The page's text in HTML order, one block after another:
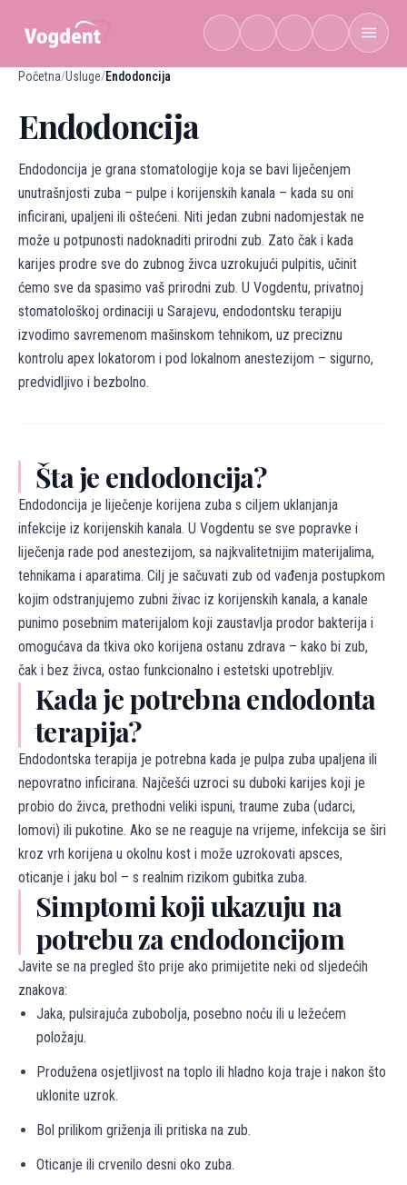
Početna/Usluge/Endodoncija
Endodoncija
Endodoncija je grana stomatologije koja se bavi liječenjem
unutrašnjosti zuba – pulpe i korijenskih kanala – kada su oni
inficirani, upaljeni ili oštećeni. Niti jedan zubni nadomjestak ne
može u potpunosti nadoknaditi prirodni zub. Zato čak i kada
karijes prodre sve do zubnog živca uzrokujući pulpitis, učinit
ćemo sve da spasimo vaš prirodni zub. U Vogdentu, privatnoj
stomatološkoj ordinaciji u Sarajevu, endodontsku terapiju
izvodimo savremenom mašinskom tehnikom, uz preciznu
kontrolu apex lokatorom i pod lokalnom anestezijom – sigurno,
predvidljivo i bezbolno.
Šta je endodoncija?
Endodoncija je liječenje korijena zuba s ciljem uklanjanja
infekcije iz korijenskih kanala. U Vogdentu se sve popravke i
liječenja rade pod anestezijom, sa najkvalitetnijim materijalima,
tehnikama i aparatima. Cilj je sačuvati zub od vađenja postupkom
kojim odstranjujemo zubni živac iz korijenskih kanala, a kanale
punimo posebnim materijalom koji zaustavlja prodor bakterija i
omogućava da tkiva oko korijena ostanu zdrava – kako bi zub,
čak i bez živca, ostao funkcionalno i estetski upotrebljiv.
Kada je potrebna endodonta
terapija?
Endodontska terapija je potrebna kada je pulpa zuba upaljena ili
nepovratno inficirana. Najčešći uzroci su duboki karijes koji je
probio do živca, prethodni veliki ispuni, traume zuba (udarci,
lomovi) ili pukotine. Ako se ne reaguje na vrijeme, infekcija se širi
kroz vrh korijena u okolnu kost i može uzrokovati apsces,
oticanje i jaku bol – s realnim rizikom gubitka zuba.
Simptomi koji ukazuju na
potrebu za endodoncijom
Javite se na pregled što prije ako primijetite neki od sljedećih
znakova:
Jaka, pulsirajuća zubobolja, posebno noću ili u ležećem
položaju.
Produžena osjetljivost na toplo ili hladno koja traje i nakon što
uklonite uzrok.
Bol prilikom griženja ili pritiska na zub.
Oticanje ili crvenilo desni oko zuba.